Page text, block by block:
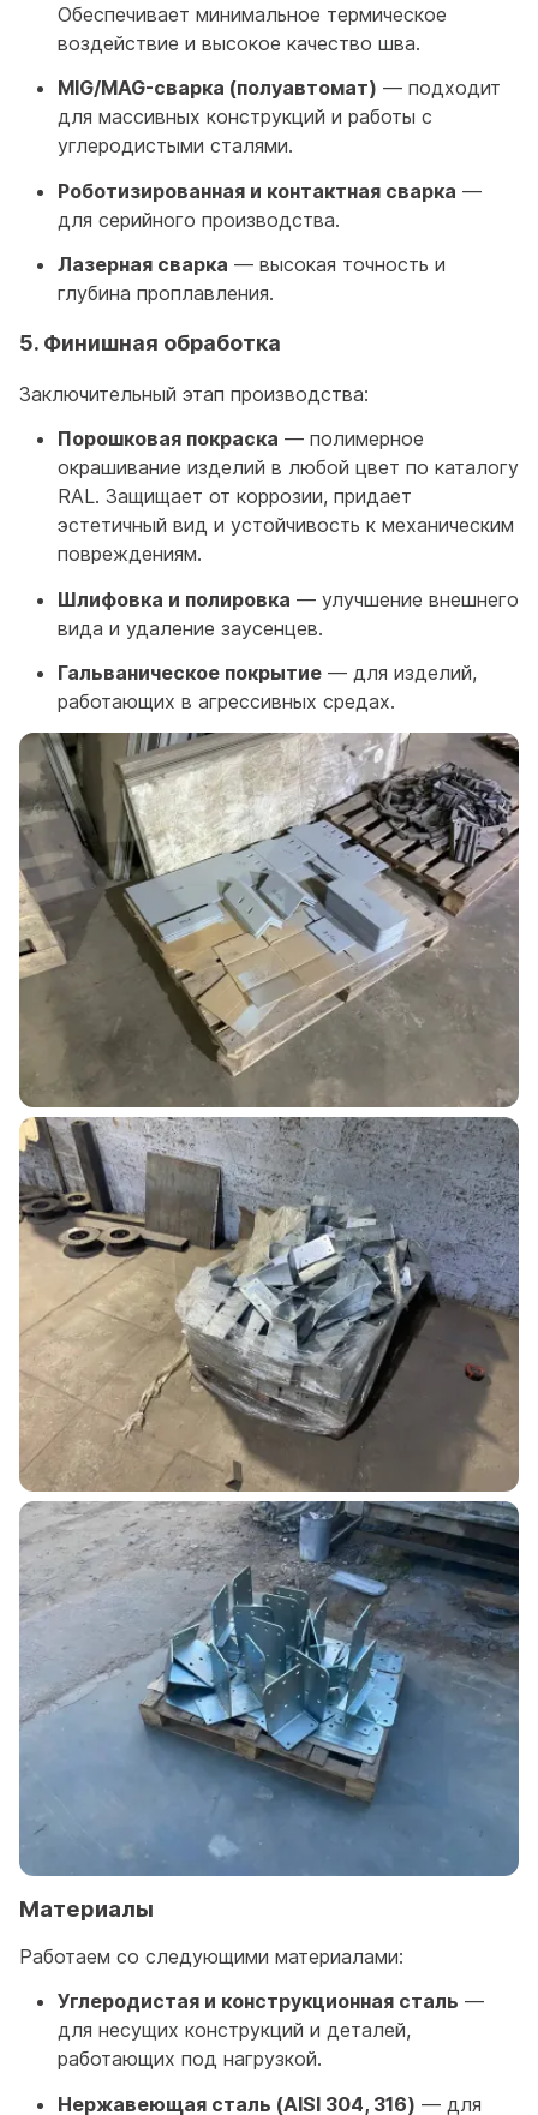
Обеспечивает минимальное термическое
воздействие и высокое качество шва.
MIG/MAG-сварка (полуавтомат) — подходит
для массивных конструкций и работы с
углеродистыми сталями.
Роботизированная и контактная сварка —
для серийного производства.
Лазерная сварка — высокая точность и
глубина проплавления.
5. Финишная обработка
Заключительный этап производства:
Порошковая покраска — полимерное
окрашивание изделий в любой цвет по каталогу
RAL. Защищает от коррозии, придает
эстетичный вид и устойчивость к механическим
повреждениям.
Шлифовка и полировка — улучшение внешнего
вида и удаление заусенцев.
Гальваническое покрытие — для изделий,
работающих в агрессивных средах.
Материалы
Работаем со следующими материалами:
Углеродистая и конструкционная сталь —
для несущих конструкций и деталей,
работающих под нагрузкой.
Нержавеющая сталь (AISI 304, 316) — для